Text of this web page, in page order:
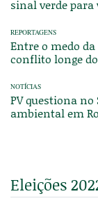
sinal verde
REPORTAGENS
Entre o medo
conflito longe
NOTÍCIAS
PV questiona
ambiental em
Eleições